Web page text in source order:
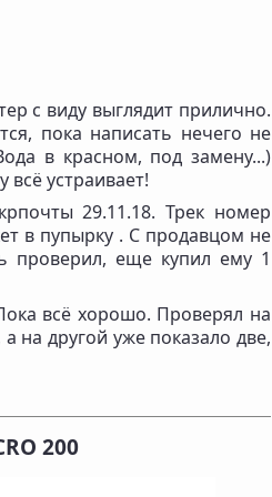
с виду выглядит прилично.
пока написать нечего не
в красном, под замену...)
устраивает!
29.11.18. Трек номер
в пупырку . С продавцом не
проверил, еще купил ему 1
всё хорошо. Проверял на
на другой уже показало две,
200